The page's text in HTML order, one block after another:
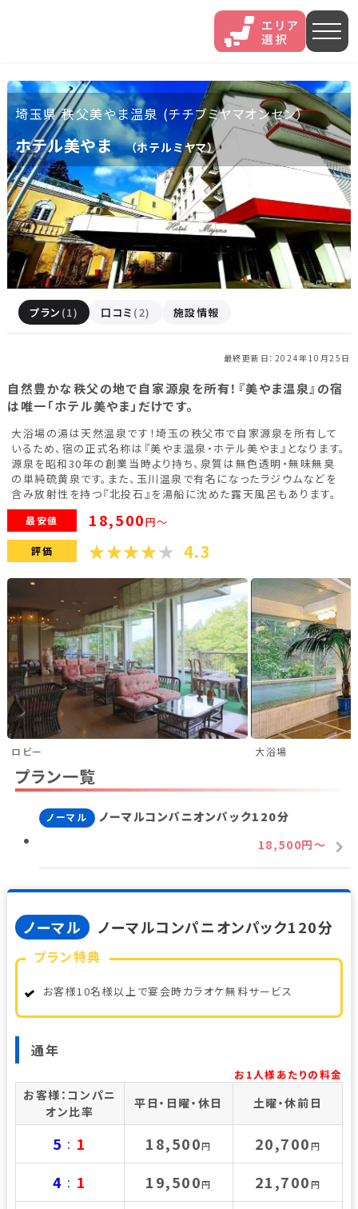
人気エリア
石和 伊香保 熱海
伊豆長岡 穴原
いわき湯本 越後湯沢 三谷
山中 あわら 菊池
北海道・東北
山形県(3)
宮城県(8)
福島県(26)
関東
栃木県(18) 群馬県(25)
茨城県(4)
埼玉県(1)
東京都(9)
千葉県(14)
神奈川県(14)
東海
静岡県(44) 愛知県(15)
岐阜県(5)
三重県(9)
中部
新潟県(13) 山梨県(19)
長野県(14)
石川県(7)
関西
香川県(1)
九州・沖縄
埼玉県 秩父美やま温泉 (チチブミヤマオンセン）
ホテル美やま（ホテルミヤマ）
プラン (1) 口コミ (2) 施設情報
最終更新日：2024年10月25日
自然豊かな秩父の地で自家源泉を所有！『美やま温泉』の宿
は唯一「ホテル美やま」だけです。
大浴場の湯は天然温泉です！埼玉の秩父市で自家源泉を所有して
いるため、宿の正式名称は『美やま温泉・ホテル美やま』となります。
源泉を昭和30年の創業当時より持ち、泉質は無色透明・無味無臭
の単純硫黄泉です。また、玉川温泉で有名になったラジウムなどを
含み放射性を持つ『北投石』を湯船に沈めた露天風呂もあります。
最安値 18,500円～
評価 4.3
ロビー 大浴場
プラン一覧
ノーマル
ノーマルコンパニオンパック120分
18,500円～
ノーマル ノーマルコンパニオンパック120分
プラン特典
お客様10名様以上で宴会時カラオケ無料サービス
通年
お1人様あたりの料金
お客様：コンパニ
オン比率
平日・日曜・休日 土曜・休前日
5 ： 1 18,500円 20,700円
4 ： 1 19,500円 21,700円